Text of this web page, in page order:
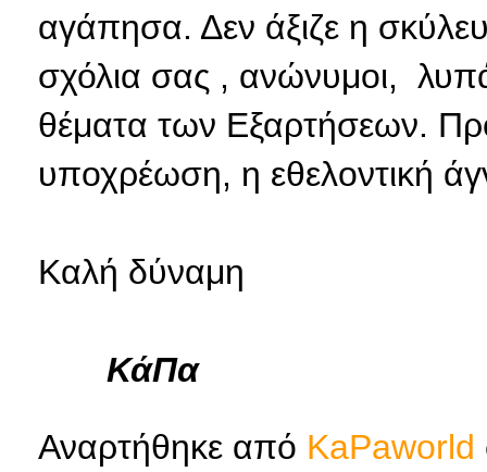
αγάπησα. Δεν άξιζε η
σχόλια σας , ανώνυμοι,
θέματα των Εξαρτήσεων.
υποχρέωση, η εθελοντική
Καλή δύναμη
ΚάΠα
Αναρτήθηκε από KaPaworld